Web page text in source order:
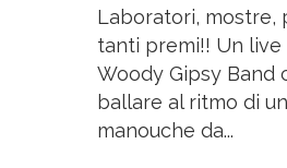
Laboratori, mostre,
tanti premi!! Un live
Woody Gipsy Band
ballare al ritmo di
manouche da...